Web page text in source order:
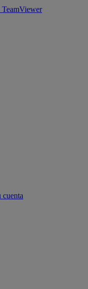
TeamViewer
cuenta